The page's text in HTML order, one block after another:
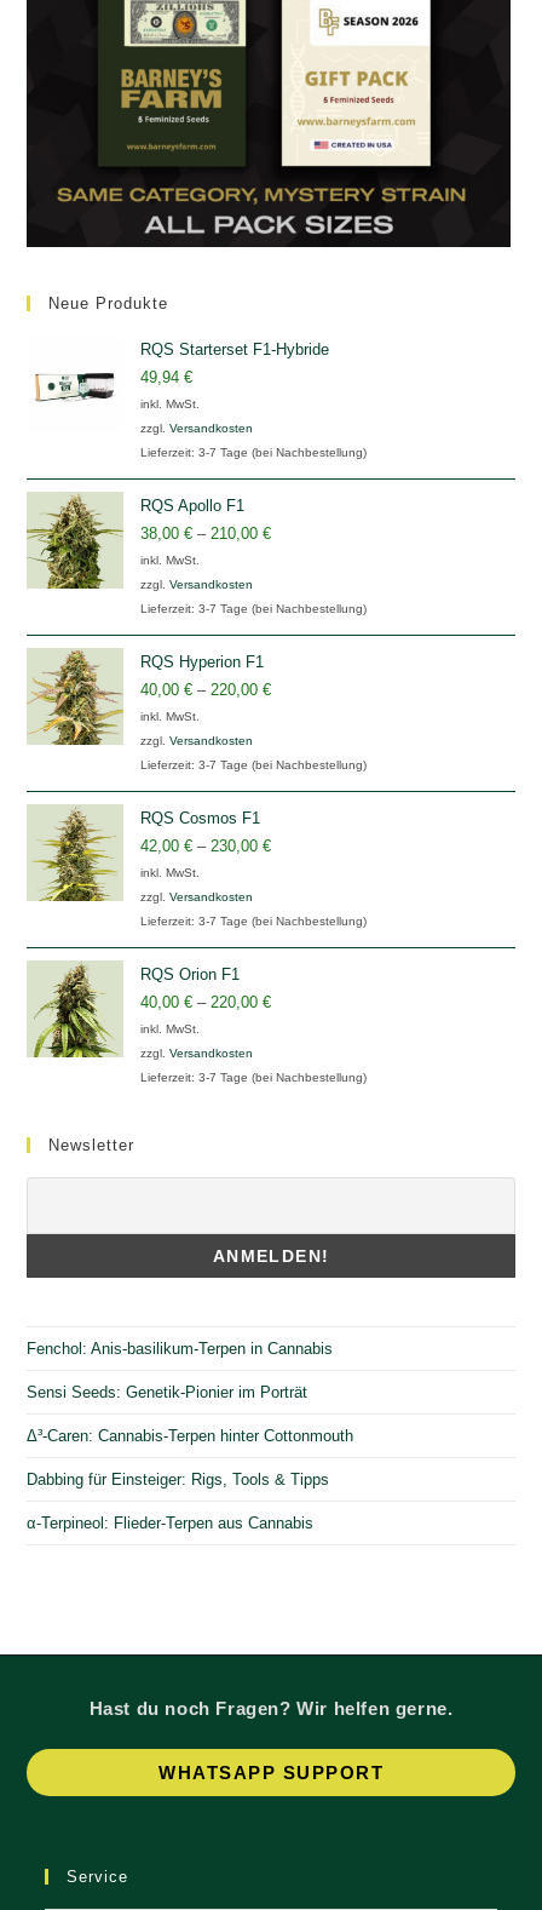
Neue Produkte
RQS Starterset F1-Hybride
49,94€
inkl. MwSt.
zzgl.Versandkosten
Lieferzeit:3-7 Tage (bei Nachbestellung)
RQS Apollo F1
38,00€ – 210,00€
inkl. MwSt.
zzgl.Versandkosten
Lieferzeit:3-7 Tage (bei Nachbestellung)
RQS Hyperion F1
40,00€ – 220,00€
inkl. MwSt.
zzgl.Versandkosten
Lieferzeit:3-7 Tage (bei Nachbestellung)
RQS Cosmos F1
42,00€ – 230,00€
inkl. MwSt.
zzgl.Versandkosten
Lieferzeit:3-7 Tage (bei Nachbestellung)
RQS Orion F1
40,00€ – 220,00€
inkl. MwSt.
zzgl.Versandkosten
Lieferzeit:3-7 Tage (bei Nachbestellung)
Newsletter
Fenchol: Anis-basilikum-Terpen in Cannabis
Sensi Seeds: Genetik-Pionier im Porträt
Δ³-Caren: Cannabis-Terpen hinter Cottonmouth
Dabbing für Einsteiger: Rigs, Tools & Tipps
α-Terpineol: Flieder-Terpen aus Cannabis
Hast du noch Fragen? Wir helfen gerne.
WHATSAPP SUPPORT
Service